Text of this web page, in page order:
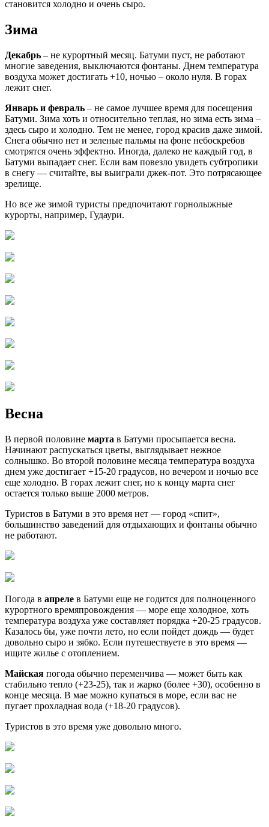
становится холодно и очень сыро.
Зима
Декабрь – не курортный месяц. Батуми пуст, не работают
многие заведения, выключаются фонтаны. Днем температура
воздуха может достигать +10, ночью – около нуля. В горах
лежит снег.
Январь и февраль – не самое лучшее время для посещения
Батуми. Зима хоть и относительно теплая, но зима есть зима –
здесь сыро и холодно. Тем не менее, город красив даже зимой.
Снега обычно нет и зеленые пальмы на фоне небоскребов
смотрятся очень эффектно. Иногда, далеко не каждый год, в
Батуми выпадает снег. Если вам повезло увидеть субтропики
в снегу — считайте, вы выиграли джек-пот. Это потрясающее
зрелище.
Но все же зимой туристы предпочитают горнолыжные
курорты, например, Гудаури.
Весна
В первой половине марта в Батуми просыпается весна.
Начинают распускаться цветы, выглядывает нежное
солнышко. Во второй половине месяца температура воздуха
днем уже достигает +15-20 градусов, но вечером и ночью все
еще холодно. В горах лежит снег, но к концу марта снег
остается только выше 2000 метров.
Туристов в Батуми в это время нет — город «спит»,
большинство заведений для отдыхающих и фонтаны обычно
не работают.
Погода в апреле в Батуми еще не годится для полноценного
курортного времяпровождения — море еще холодное, хоть
температура воздуха уже составляет порядка +20-25 градусов.
Казалось бы, уже почти лето, но если пойдет дождь — будет
довольно сыро и зябко. Если путешествуете в это время —
ищите жилье с отоплением.
Майская погода обычно переменчива — может быть как
стабильно тепло (+23-25), так и жарко (более +30), особенно в
конце месяца. В мае можно купаться в море, если вас не
пугает прохладная вода (+18-20 градусов).
Туристов в это время уже довольно много.